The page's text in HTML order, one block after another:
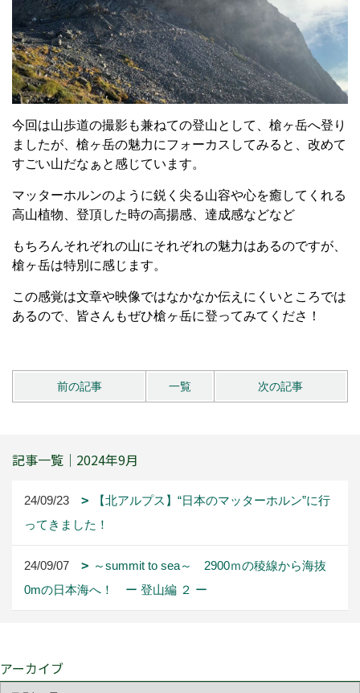
今回は山歩道の撮影も兼ねての登山として、槍ヶ岳へ登り
ましたが、槍ヶ岳の魅力にフォーカスしてみると、改めて
すごい山だなぁと感じています。
マッターホルンのように鋭く尖る山容や心を癒してくれる
高山植物、登頂した時の高揚感、達成感などなど
もちろんそれぞれの山にそれぞれの魅力はあるのですが、
槍ヶ岳は特別に感じます。
この感覚は文章や映像ではなかなか伝えにくいところでは
あるので、皆さんもぜひ槍ヶ岳に登ってみてくださ！
前の記事 一覧 次の記事
記事一覧｜2024年9月
24/09/23
【北アルプス】“日本のマッターホルン”に行
ってきました！
24/09/07
～summit to sea～ 2900ｍの稜線から海抜
0mの日本海へ！ ー 登山編 ２ ー
アーカイブ